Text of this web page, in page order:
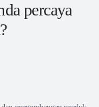
percaya